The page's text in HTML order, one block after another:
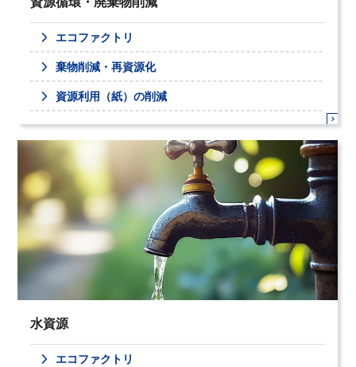
エコファクトリ
棄物削減・再資源化
資源利用（紙）の削減
水資源
エコファクトリ